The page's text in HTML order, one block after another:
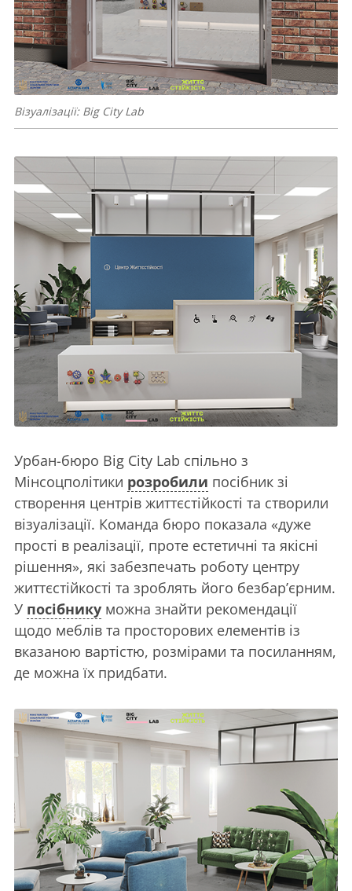
Візуалізації: Big City Lab
Урбан-бюро Big City Lab спільно з
Мінсоцполітики розробили посібник зі
створення центрів життєстійкості та створили
візуалізації. Команда бюро показала «дуже
прості в реалізації, проте естетичні та якісні
рішення», які забезпечать роботу центру
життєстійкості та зроблять його безбарʼєрним.
У посібнику можна знайти рекомендації
щодо меблів та просторових елементів із
вказаною вартістю, розмірами та посиланням,
де можна їх придбати.